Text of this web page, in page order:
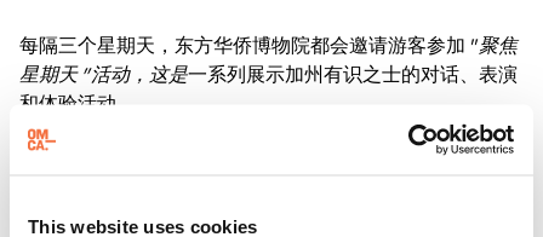
This website uses cookies
每隔三个星期天，东方华侨博物院都会邀请游客参加 "聚焦
星期天 "活动，这是一系列展示加州有识之士的对话、表演
和体验活动。
了解更多